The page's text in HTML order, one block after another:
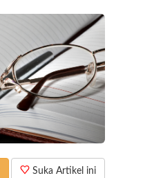
Suka Artikel ini